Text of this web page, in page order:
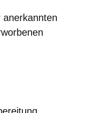
anerkannten